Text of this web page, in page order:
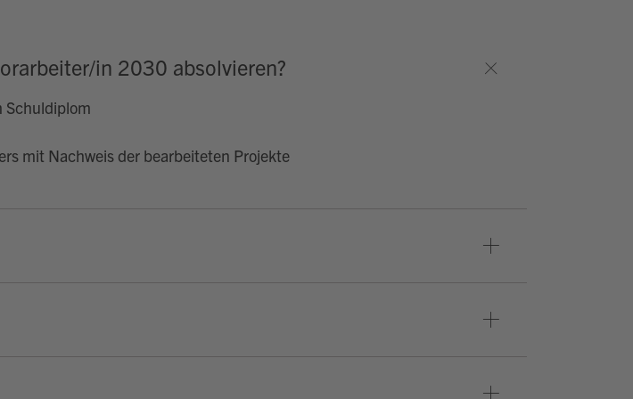
in 2030 absolvieren?
Schuldiplom
mit Nachweis der bearbeiteten Projekte